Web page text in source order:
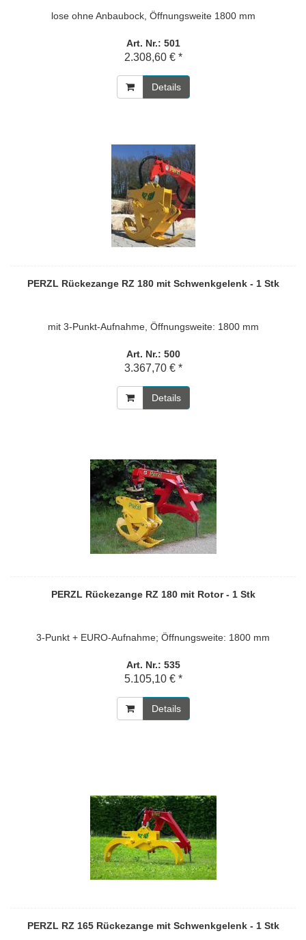
lose ohne Anbaubock, Öffnungsweite 1800 mm
Art. Nr.: 501
2.308,60 € *
Details
PERZL Rückezange RZ 180 mit Schwenkgelenk - 1 Stk
mit 3-Punkt-Aufnahme, Öffnungsweite: 1800 mm
Art. Nr.: 500
3.367,70 € *
Details
PERZL Rückezange RZ 180 mit Rotor - 1 Stk
3-Punkt + EURO-Aufnahme; Öffnungsweite: 1800 mm
Art. Nr.: 535
5.105,10 € *
Details
PERZL RZ 165 Rückezange mit Schwenkgelenk - 1 Stk